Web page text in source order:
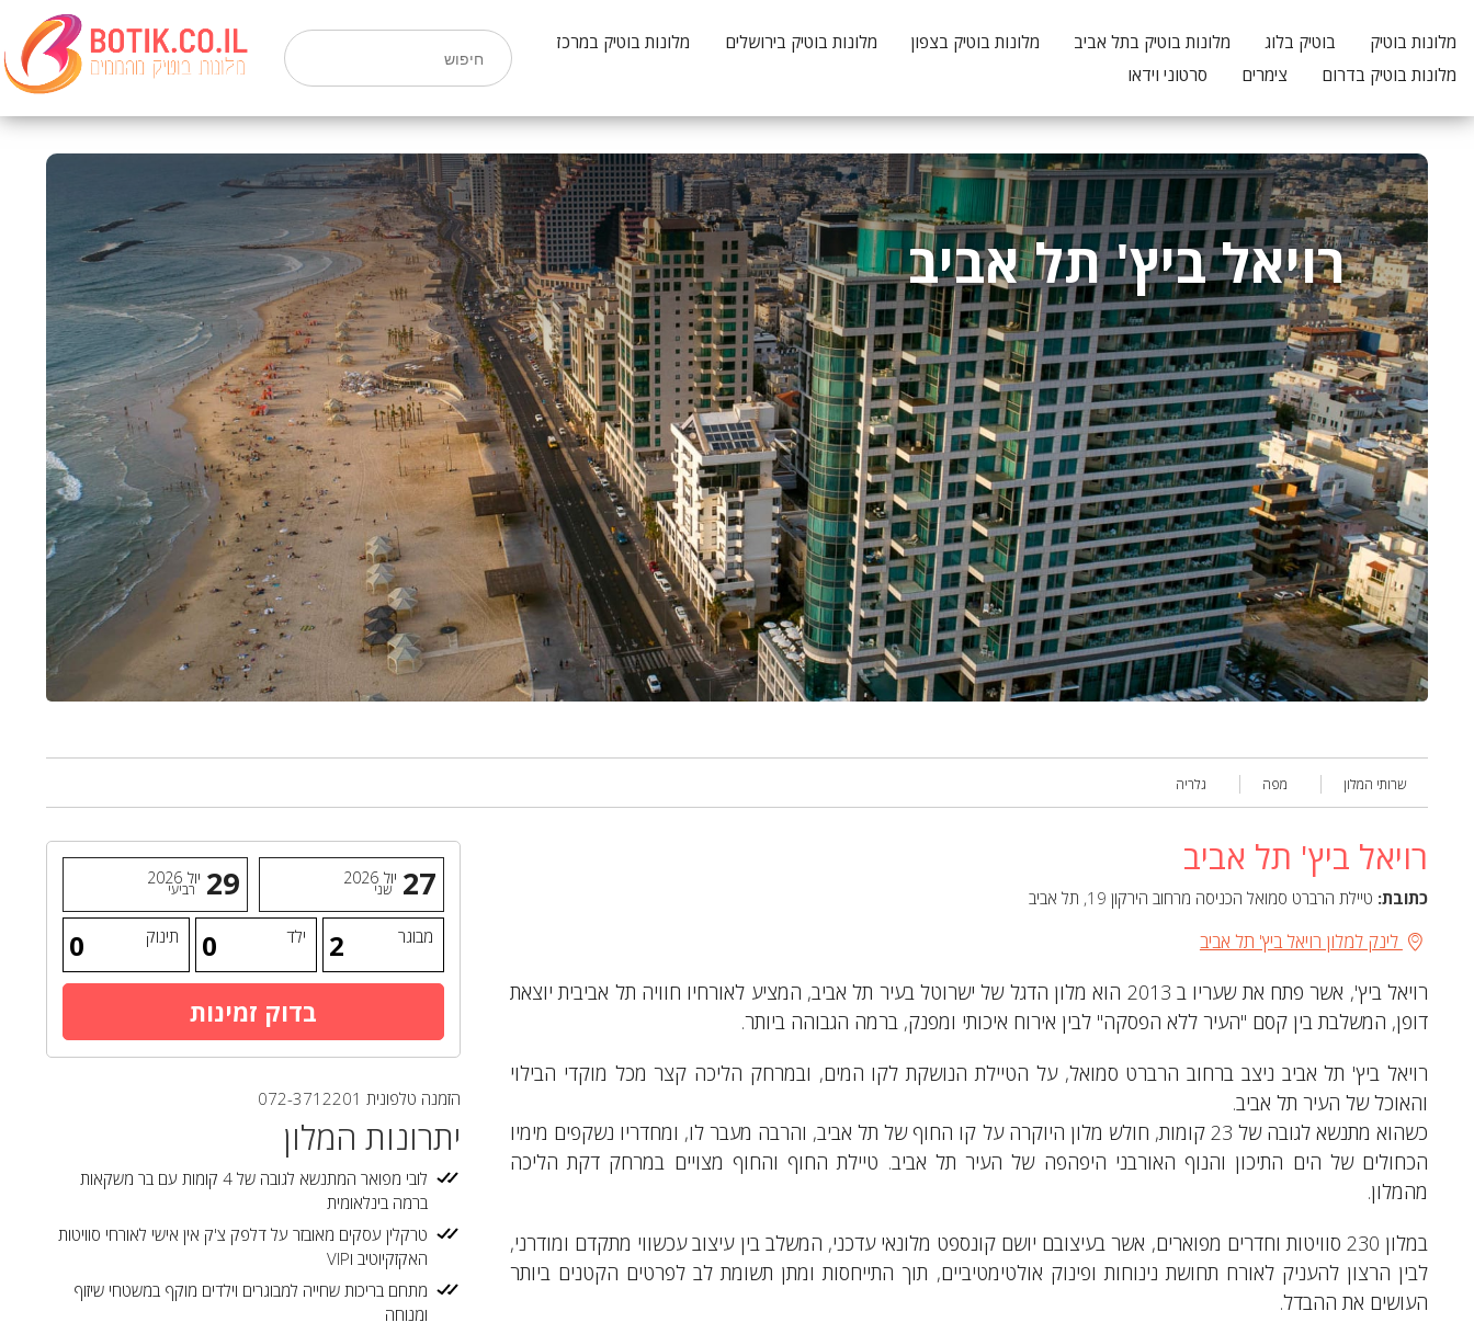
חיפוש מלונות בוטיק בוטיק בלוג מלונות בוטיק בתל אביב מלונות בוטיק בצפון מלונות בוטיק בירושלים
מלונות בוטיק במרכז
מלונות בוטיק בדרום
צימרים סרטוני וידאו
רויאל ביץ' תל אביב
שרותי המלון מפה גלריה
27 יול 2026
שני 29 יול 2026
רביעי
מבוגר ילד תינוק
הזמנה טלפונית
יתרונות המלון
לובי מפואר המתנשא לגובה של 4 קומות עם בר משקאות
ברמה בינלאומית
טרקלין עסקים מאובזר על דלפק צ'ק אין אישי לאורחי סוויטות
האקזקיוטיב וVIP
מתחם בריכות שחייה למבוגרים וילדים מוקף במשטחי שיזוף
ומנוחה
רויאל ביץ' תל אביב
כתובת: טיילת הרברט סמואל הכניסה מרחוב הירקון 19, תל אביב
לינק למלון רויאל ביץ' תל אביב
רויאל ביץ', אשר פתח את שעריו ב 2013 הוא מלון הדגל של ישרוטל בעיר תל אביב, המציע לאורחיו חוויה תל אביבית יוצאת
דופן, המשלבת בין קסם "העיר ללא הפסקה" לבין אירוח איכותי ומפנק, ברמה הגבוהה ביותר.
רויאל ביץ' תל אביב ניצב ברחוב הרברט סמואל, על הטיילת הנושקת לקו המים, ובמרחק הליכה קצר מכל מוקדי הבילוי
והאוכל של העיר תל אביב.
כשהוא מתנשא לגובה של 23 קומות, חולש מלון היוקרה על קו החוף של תל אביב, והרבה מעבר לו, ומחדריו נשקפים מימיו
הכחולים של הים התיכון והנוף האורבני היפהפה של העיר תל אביב. טיילת החוף והחוף מצויים במרחק דקת הליכה
מהמלון.
במלון 230 סוויטות וחדרים מפוארים, אשר בעיצובם יושם קונספט מלונאי עדכני, המשלב בין עיצוב עכשווי מתקדם ומודרני,
לבין הרצון להעניק לאורח תחושת נינוחות ופינוק אולטימטיביים, תוך התייחסות ומתן תשומת לב לפרטים הקטנים ביותר
העושים את ההבדל.